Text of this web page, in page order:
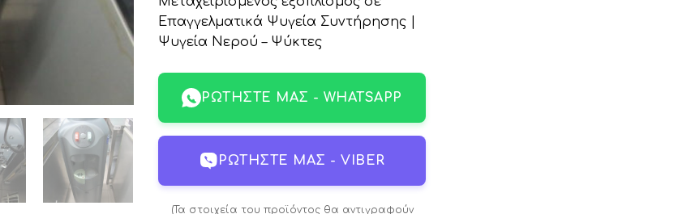
Επαγγελματικά Ψυγεία Συντήρησης |
Ψυγεία Νερού – Ψύκτες
ΡΩΤΉΣΤΕ ΜΑΣ - WHATSAPP
ΡΩΤΉΣΤΕ ΜΑΣ - VIBER
(Τα στοιχεία του προϊόντος θα αντιγραφούν